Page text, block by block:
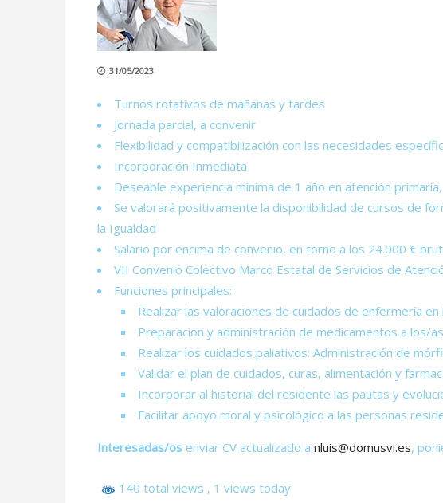
31/05/2023
Turnos rotativos de mañanas y tardes
Jornada parcial, a convenir
Flexibilidad y compatibilización con las necesidades
Incorporación Inmediata
Deseable experiencia mínima de 1 año en atención
Se valorará positivamente la disponibilidad de cursos de
la Igualdad
Salario por encima de convenio, en torno a los 24.000 €
VII Convenio Colectivo Marco Estatal de Servicios de
Funciones principales:
Realizar las valoraciones de cuidados de enfermería
Preparación y administración de medicamentos a los/
Realizar los cuidados paliativos: Administración de
Validar el plan de cuidados, curas, alimentación y
Incorporar al historial del residente las pautas y
Facilitar apoyo moral y psicológico a las personas
Interesadas/os enviar CV actualizado a nluis@domusvi.es,
140 total views , 1 views today